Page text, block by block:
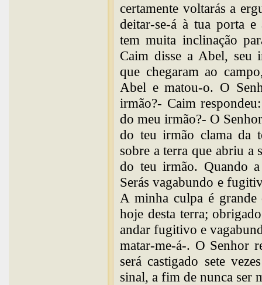
certamente voltarás a
deitar-se-á à tua porta
tem muita inclinação
Caim disse a Abel, seu
que chegaram ao
Abel e matou-o. O
irmão?- Caim
do meu irmão?- O
do teu irmão clama da
sobre a terra que abriu a
do teu irmão. Quando a
Serás vagabundo e
A minha culpa é grande
hoje desta terra;
andar fugitivo e
matar-me-á-. O Senhor
será castigado sete
sinal, a fim de nunca ser